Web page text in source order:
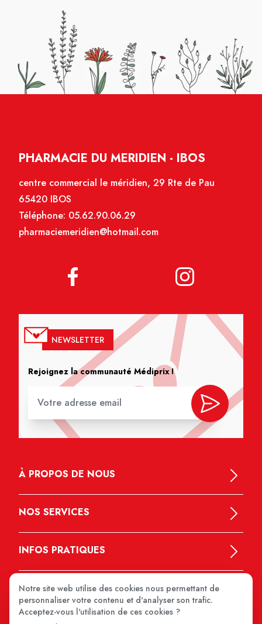
PHARMACIE DU MERIDIEN - IBOS
centre commercial le méridien, 29 Rte de Pau
65420 IBOS
Téléphone: 05.62.90.06.29
pharmaciemeridien@hotmail.com
NEWSLETTER
Rejoignez la communauté Médiprix !
À PROPOS DE NOUS
NOS SERVICES
INFOS PRATIQUES
Notre site web utilise des cookies nous permettant de
personnaliser votre contenu et d'analyser son trafic.
Acceptez-vous l'utilisation de ces cookies ?